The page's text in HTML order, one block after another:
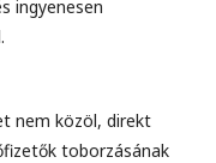
ingyenesen
nem közöl, direkt
toborzásának